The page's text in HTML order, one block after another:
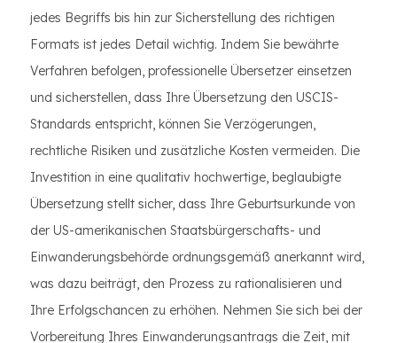
jedes Begriffs bis hin zur Sicherstellung des richtigen
Formats ist jedes Detail wichtig. Indem Sie bewährte
Verfahren befolgen, professionelle Übersetzer einsetzen
und sicherstellen, dass Ihre Übersetzung den USCIS-
Standards entspricht, können Sie Verzögerungen,
rechtliche Risiken und zusätzliche Kosten vermeiden. Die
Investition in eine qualitativ hochwertige, beglaubigte
Übersetzung stellt sicher, dass Ihre Geburtsurkunde von
der US-amerikanischen Staatsbürgerschafts- und
Einwanderungsbehörde ordnungsgemäß anerkannt wird,
was dazu beiträgt, den Prozess zu rationalisieren und
Ihre Erfolgschancen zu erhöhen. Nehmen Sie sich bei der
Vorbereitung Ihres Einwanderungsantrags die Zeit, mit